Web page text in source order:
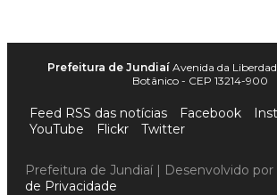
Prefeitura de Jundiaí Avenida da
Botânico - CEP 13214-900
Feed RSS das notícias Facebook
YouTube
Flickr Twitter
Prefeitura de Jundiaí | Desenvolvido por
de Privacidade